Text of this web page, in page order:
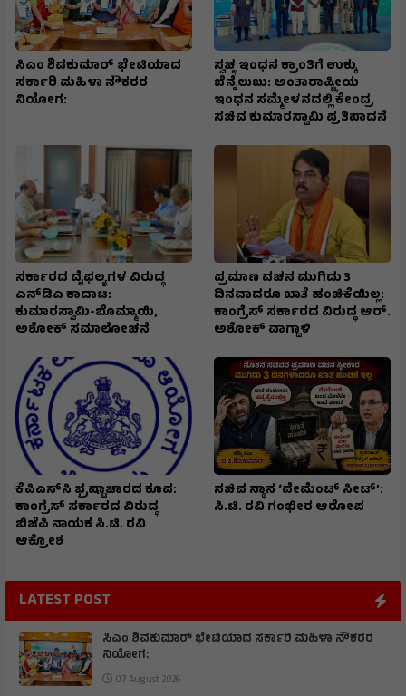
ಸಿಎಂ ಶಿವಕುಮಾರ್‌ ಭೇಟಿಯಾದ
ಸರ್ಕಾರಿ ಮಹಿಳಾ ನೌಕರರ
ನಿಯೋಗ:
ಸ್ವಚ್ಛ ಇಂಧನ ಕ್ರಾಂತಿಗೆ ಉಕ್ಕು
ಬೆನ್ನೆಲುಬು: ಅಂತಾರಾಷ್ಟ್ರೀಯ
ಇಂಧನ ಸಮ್ಮೇಳನದಲ್ಲಿ ಕೇಂದ್ರ
ಸಚಿವ ಕುಮಾರಸ್ವಾಮಿ ಪ್ರತಿಪಾದನೆ
ಸರ್ಕಾರದ ವೈಫಲ್ಯಗಳ ವಿರುದ್ಧ
ಎನ್‌ಡಿಎ ಕಾದಾಟ:
ಕುಮಾರಸ್ವಾಮಿ-ಬೊಮ್ಮಾಯಿ,
ಅಶೋಕ್ ಸಮಾಲೋಚನೆ
ಪ್ರಮಾಣ ವಚನ ಮುಗಿದು 3
ದಿನವಾದರೂ ಖಾತೆ ಹಂಚಿಕೆಯಿಲ್ಲ:
ಕಾಂಗ್ರೆಸ್ ಸರ್ಕಾರದ ವಿರುದ್ಧ ಆರ್‌.
ಅಶೋಕ್ ವಾಗ್ದಾಳಿ
ಕೆಪಿಎಸ್‌ಸಿ ಭ್ರಷ್ಟಾಚಾರದ ಕೂಪ:
ಕಾಂಗ್ರೆಸ್ ಸರ್ಕಾರದ ವಿರುದ್ಧ
ಬಿಜೆಪಿ ನಾಯಕ ಸಿ.ಟಿ. ರವಿ
ಆಕ್ರೋಶ
ಸಚಿವ ಸ್ಥಾನ ‘ಪೇಮೆಂಟ್ ಸೀಟ್’:
ಸಿ.ಟಿ. ರವಿ ಗಂಭೀರ ಆರೋಪ
LATEST POST
ಸಿಎಂ ಶಿವಕುಮಾರ್‌ ಭೇಟಿಯಾದ ಸರ್ಕಾರಿ ಮಹಿಳಾ ನೌಕರರ
ನಿಯೋಗ:
07 August 2026